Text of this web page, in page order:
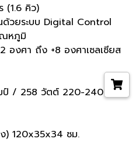
(1.6 คิว)
ด้วยระบบ Digital Control
หภูมิ
งศา ถึง +8 องศาเซลเซียส
มป์ / 258 วัตต์ 220-240
) 120x35x34 ซม.